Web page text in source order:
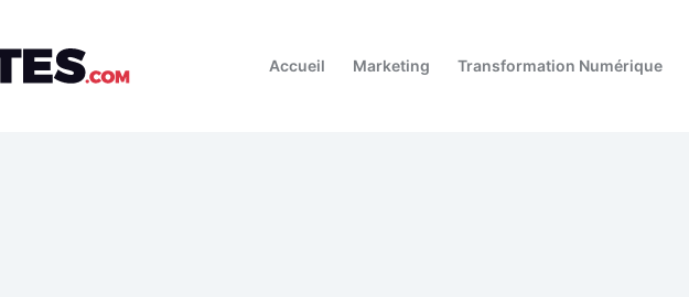
Accueil Marketing Transformation Numérique